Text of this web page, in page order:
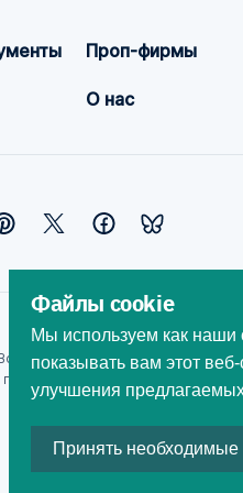
Проп-фирмы
О нас
компаний, продуктов
партнерства или
Файлы cookie
Мы используем как наши
показывать вам этот
улучшения
Принять необходимые